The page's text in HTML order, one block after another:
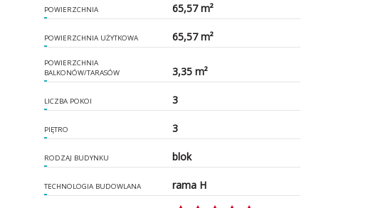
POWIERZCHNIA 65,57 m²
POWIERZCHNIA UŻYTKOWA 65,57 m²
POWIERZCHNIA
BALKONÓW/TARASÓW
3,35 m²
LICZBA POKOI 3
PIĘTRO 3
RODZAJ BUDYNKU blok
TECHNOLOGIA BUDOWLANA rama H